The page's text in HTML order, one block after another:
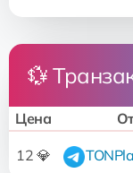
💱
Цена
12 💎